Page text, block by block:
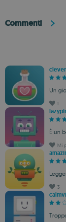
Commenti
Un
1
È un
Mi
3